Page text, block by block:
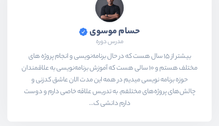
حسام موسوی
مدرس دوره
بیشتر از ۱۵ سال هست که در حال برنامه‌نویسی و انجام پروژه های
مختلف هستم و ۱۰ سالی هست که آموزش برنامه‌نویسی به علاقمندان
حوزه برنامه نویسی میدیم در همه این مدت الان عاشق کدزنی و
چالش‌های پروژه‌های مختلفم. به تدریس علاقه خاصی دارم و دوست
دارم دانشی ک...